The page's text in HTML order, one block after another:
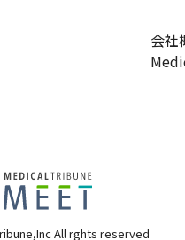
会社
All rghts reserved